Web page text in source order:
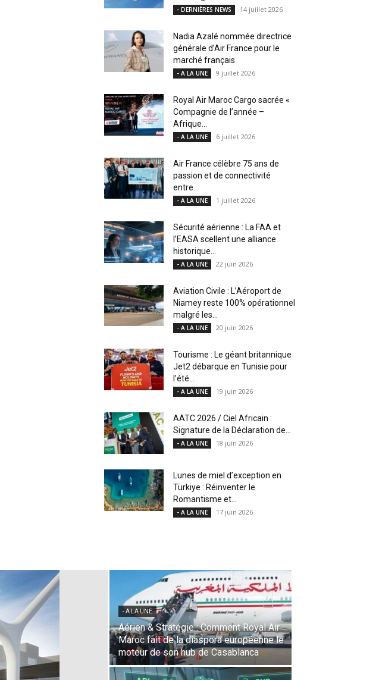
- DERNIÈRES NEWS 14 juillet 2026
Nadia Azalé nommée directrice
générale d’Air France pour le
marché français
- A LA UNE 9 juillet 2026
Royal Air Maroc Cargo sacrée «
Compagnie de l’année –
Afrique...
- A LA UNE 6 juillet 2026
Air France célèbre 75 ans de
passion et de connectivité
entre...
- A LA UNE 1 juillet 2026
Sécurité aérienne : La FAA et
l’EASA scellent une alliance
historique...
- A LA UNE 22 juin 2026
Aviation Civile : L’Aéroport de
Niamey reste 100% opérationnel
malgré les...
- A LA UNE 20 juin 2026
Tourisme : Le géant britannique
Jet2 débarque en Tunisie pour
l’été...
- A LA UNE 19 juin 2026
AATC 2026 / Ciel Africain :
Signature de la Déclaration de...
- A LA UNE 18 juin 2026
Lunes de miel d’exception en
Türkiye : Réinventer le
Romantisme et...
- A LA UNE 17 juin 2026
- A LA UNE
Une Révolution Stratégique à l’IATA :
Saadia Zahidi nommée Directrice
Générale